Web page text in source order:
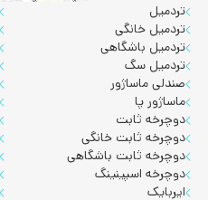
تردمیل
تردمیل خانگی
تردمیل باشگاهی
تردمیل سگ
صندلی ماساژور
ماساژور پا
دوچرخه ثابت
دوچرخه ثابت خانگی
دوچرخه ثابت باشگاهی
دوچرخه اسپینینگ
ایربایک